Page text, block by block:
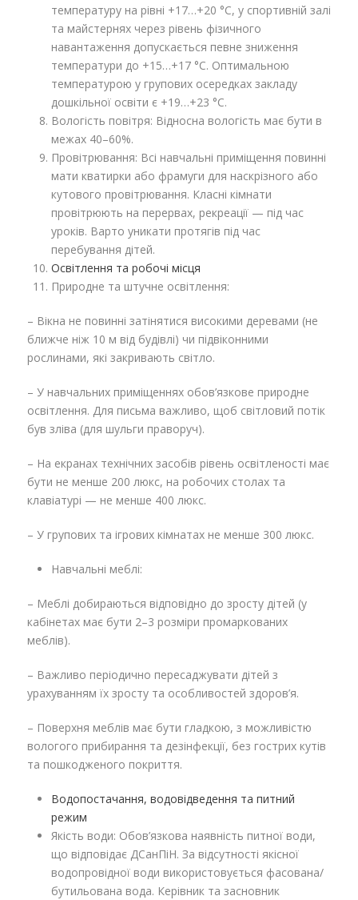
температуру на рівні +17…+20 °C, у спортивній залі
та майстернях через рівень фізичного
навантаження допускається певне зниження
температури до +15…+17 °C. Оптимальною
температурою у групових осередках закладу
дошкільної освіти є +19…+23 °C.
Вологість повітря: Відносна вологість має бути в
межах 40–60%.
Провітрювання: Всі навчальні приміщення повинні
мати кватирки або фрамуги для наскрізного або
кутового провітрювання. Класні кімнати
провітрюють на перервах, рекреації — під час
уроків. Варто уникати протягів під час
перебування дітей.
Освітлення та робочі місця
Природне та штучне освітлення:
– Вікна не повинні затінятися високими деревами (не
ближче ніж 10 м від будівлі) чи підвіконними
рослинами, які закривають світло.
– У навчальних приміщеннях обов’язкове природне
освітлення. Для письма важливо, щоб світловий потік
був зліва (для шульги праворуч).
– На екранах технічних засобів рівень освітленості має
бути не менше 200 люкс, на робочих столах та
клавіатурі — не менше 400 люкс.
– У групових та ігрових кімнатах не менше 300 люкс.
Навчальні меблі:
– Меблі добираються відповідно до зросту дітей (у
кабінетах має бути 2–3 розміри промаркованих
меблів).
– Важливо періодично пересаджувати дітей з
урахуванням їх зросту та особливостей здоров’я.
– Поверхня меблів має бути гладкою, з можливістю
вологого прибирання та дезінфекції, без гострих кутів
та пошкодженого покриття.
Водопостачання, водовідведення та питний
режим
Якість води: Обов’язкова наявність питної води,
що відповідає ДСанПіН. За відсутності якісної
водопровідної води використовується фасована/
бутильована вода. Керівник та засновник